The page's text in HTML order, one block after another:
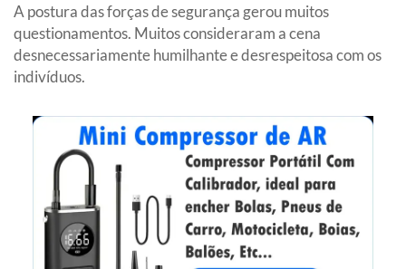
A postura das forças de segurança gerou muitos
questionamentos. Muitos consideraram a cena
desnecessariamente humilhante e desrespeitosa com os
indivíduos.